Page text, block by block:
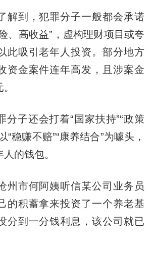
到，犯罪分子一般都会承诺
、高收益”，虚构理财项目或夸
此吸引老年人投资。部分地方
资金案件连年高发，且涉案金
子还会打着“国家扶持”“政策
“稳赚不赔”“康养结合”为噱头，
的钱包。
市何阿姨听信某公司业务员
的积蓄拿来投资了一个养老基
分到一分钱利息，该公司就已